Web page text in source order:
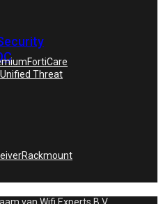
FortiCare
Unified Threat
Rackmount